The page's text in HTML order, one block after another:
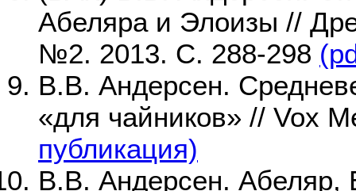
Абеляра и Элоизы //
№2. 2013. С. 288-298
В.В. Андерсен.
«для чайников» // Vox
публикация)
В.В. Андерсен. Абеляр,